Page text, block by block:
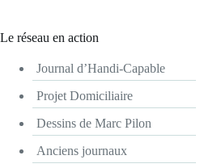
Le réseau en action
Journal d’Handi-Capable
Projet Domiciliaire
Dessins de Marc Pilon
Anciens journaux